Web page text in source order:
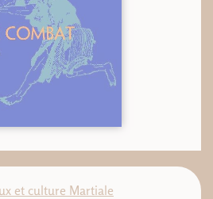
et culture Martiale